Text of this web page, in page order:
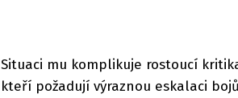
Situaci mu komplikuje rostoucí
kteří požadují výraznou eskalaci